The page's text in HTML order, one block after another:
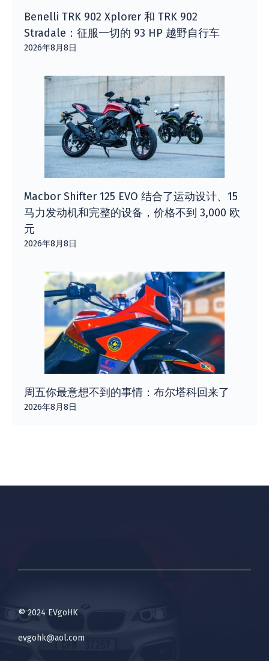
Benelli TRK 902 Xplorer 和 TRK 902
Stradale：征服一切的 93 HP 越野自行车
2026年8月8日
Macbor Shifter 125 EVO 结合了运动设计、15
马力发动机和完整的设备，价格不到 3,000 欧
元
2026年8月8日
周五你最意想不到的事情：布尔塔科回来了
2026年8月8日
© 2024 EVgoHK
evgohk@aol.com